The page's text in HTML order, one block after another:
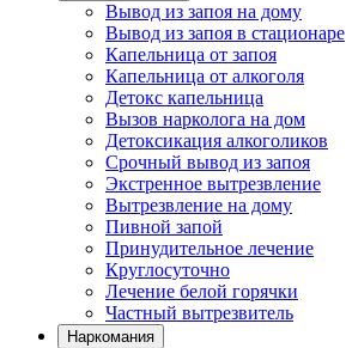
Вывод из запоя на дому
Вывод из запоя в стационаре
Капельница от запоя
Капельница от алкоголя
Детокс капельница
Вызов нарколога на дом
Детоксикация алкоголиков
Срочный вывод из запоя
Экстренное вытрезвление
Вытрезвление на дому
Пивной запой
Принудительное лечение
Круглосуточно
Лечение белой горячки
Частный вытрезвитель
Наркомания